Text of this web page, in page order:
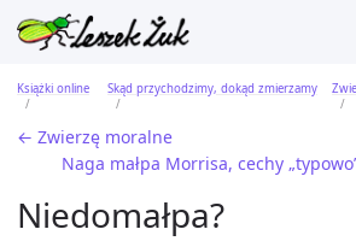
Książki online Skąd przychodzimy, dokąd zmierzamy
← Zwierzę moralne
Naga małpa Morrisa, cechy
Niedomałpa?